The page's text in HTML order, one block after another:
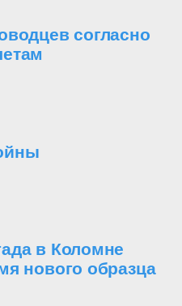
согласно
в Коломне
нового образца